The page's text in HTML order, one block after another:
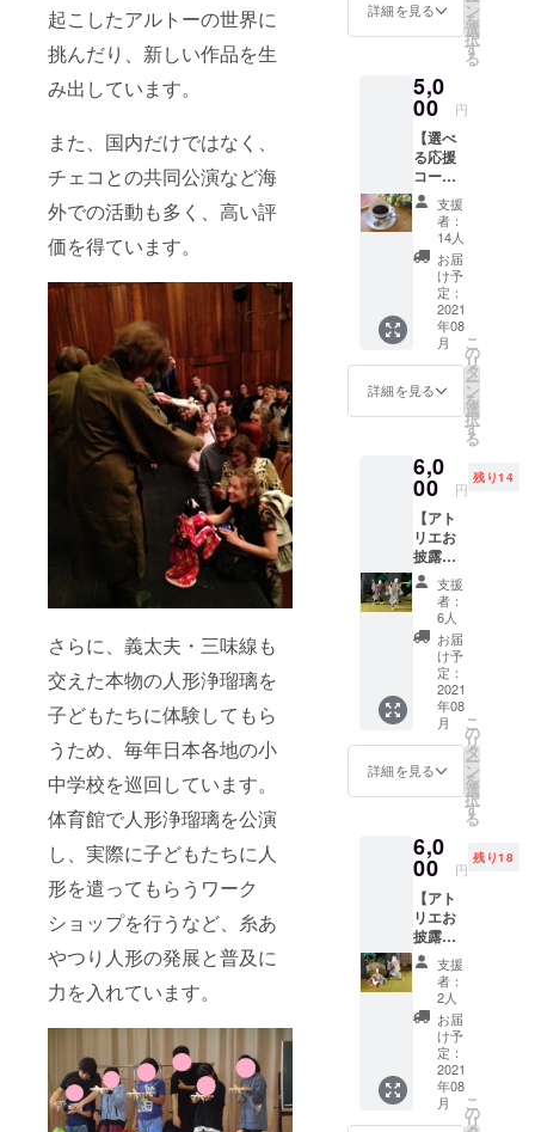
起こしたアルトーの世界に
挑んだり、新しい作品を生
み出しています。
また、国内だけではなく、
チェコとの共同公演など海
外での活動も多く、高い評
価を得ています。
さらに、義太夫・三味線も
交えた本物の人形浄瑠璃を
子どもたちに体験してもら
うため、毎年日本各地の小
中学校を巡回しています。
体育館で人形浄瑠璃を公演
し、実際に子どもたちに人
形を遣ってもらうワーク
ショップを行うなど、糸あ
やつり人形の発展と普及に
力を入れています。
に、
にご希
望のお
名前を
ご記入
くださ
い ※お
食事券
／マグ
カップ
／エコ
バッグ
のご希
望はオ
プショ
ンから
お選び
くださ
りは出
ません
※有効期
限：令
和3年9
月～令
和4年9
応援
コース
です。
のお気
持ちに
応えら
れる素
敵なお
店を作
りたい
と思い
ます！
※備考欄
に、
ホーム
ページ
掲載用
にご希
望のお
名前を
詳細を見る ン
を
選
択
す
る
5,0
00 円
【選べ
る応援
コー
ス】 ・
お礼
メール
・ホー
ムペー
ジにお
名前掲
載 ・オ
オワニ
通リ
ステッ
カー ・
オオワ
でご使
用頂け
る3,000
円分の
お食事
券又は
オオワ
ニ通リ
マグ
カップ
又はオ
オワニ
通リエ
コバッ
考欄
に、
にご希
望のお
名前を
ご記入
くださ
い ※お
食事券
／マグ
カップ
／エコ
バッグ
のご希
望はオ
プショ
ンから
支援
者：
14人
お届
け予
定：
2021
年08
月
詳細を見る
こ
の
リ
タ
ー
ン
を
選
択
す
る
6,0
00 円
残り14
【アト
リエお
披露目
イベン
ト(8月
26日)ご
招待
コー
ス】 ・
お礼
メール
・ホー
ムペー
ジにお
名前記
載 ・ア
完成
後、若
手劇団
員によ
る古典
小作品
の上演
会にご
招待 ※
備考欄
に、
ホーム
ページ
掲載用
にご希
支援
者：
6人
お届
け予
定：
2021
年08
月
詳細を見る
こ
の
リ
タ
ー
ン
を
選
択
す
る
6,0
00 円
残り18
【アト
リエお
披露目
イベン
ト(8月
27日)ご
招待
コー
ス】 ・
お礼
メール
・ホー
ムペー
支援
者：
2人
お届
け予
定：
2021
年08
月
こ
の
リ